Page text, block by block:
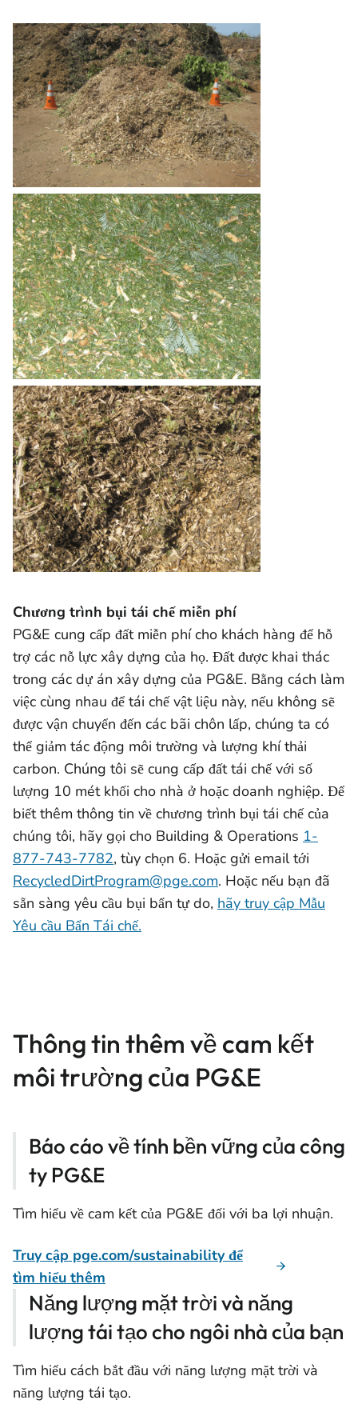
Chương trình bụi tái chế miễn phí
PG&E cung cấp đất miễn phí cho khách hàng để hỗ
trợ các nỗ lực xây dựng của họ. Đất được khai thác
trong các dự án xây dựng của PG&E. Bằng cách làm
việc cùng nhau để tái chế vật liệu này, nếu không sẽ
được vận chuyển đến các bãi chôn lấp, chúng ta có
thể giảm tác động môi trường và lượng khí thải
carbon. Chúng tôi sẽ cung cấp đất tái chế với số
lượng 10 mét khối cho nhà ở hoặc doanh nghiệp. Để
biết thêm thông tin về chương trình bụi tái chế của
chúng tôi, hãy gọi cho Building & Operations 1-
877-743-7782, tùy chọn 6. Hoặc gửi email tới
RecycledDirtProgram@pge.com. Hoặc nếu bạn đã
sẵn sàng yêu cầu bụi bẩn tự do, hãy truy cập Mẫu
Yêu cầu Bẩn Tái chế.
Thông tin thêm về cam kết
môi trường của PG&E
Báo cáo về tính bền vững của công
ty PG&E
Tìm hiểu về cam kết của PG&E đối với ba lợi nhuận.
Truy cập pge.com/sustainability để
tìm hiểu thêm
Năng lượng mặt trời và năng
lượng tái tạo cho ngôi nhà của bạn
Tìm hiểu cách bắt đầu với năng lượng mặt trời và
năng lượng tái tạo.